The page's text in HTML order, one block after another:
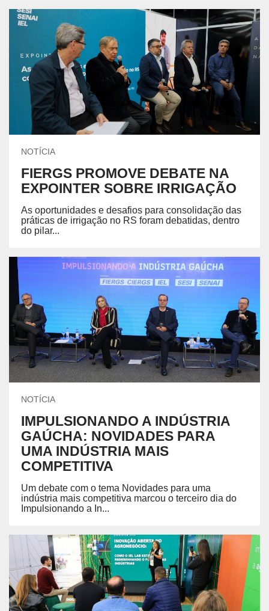
NOTÍCIA
FIERGS PROMOVE DEBATE NA
EXPOINTER SOBRE IRRIGAÇÃO
As oportunidades e desafios para consolidação das
práticas de irrigação no RS foram debatidas, dentro
do pilar...
NOTÍCIA
IMPULSIONANDO A INDÚSTRIA
GAÚCHA: NOVIDADES PARA
UMA INDÚSTRIA MAIS
COMPETITIVA
Um debate com o tema Novidades para uma
indústria mais competitiva marcou o terceiro dia do
Impulsionando a In...